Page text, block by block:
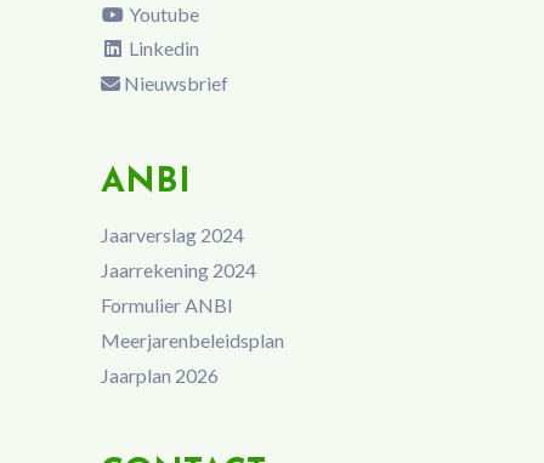
Youtube
Linkedin
Nieuwsbrief
ANBI
Jaarverslag 2024
Jaarrekening 2024
Formulier ANBI
Meerjarenbeleidsplan
Jaarplan 2026